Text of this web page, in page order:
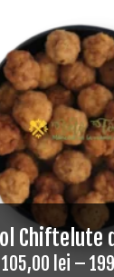
Chiftelute
105,00 lei –